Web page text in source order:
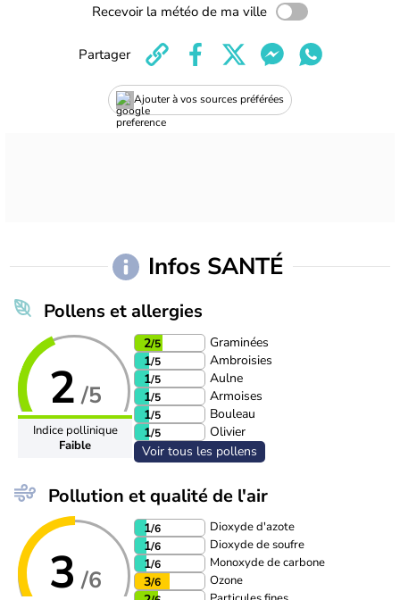
Recevoir la météo de ma ville
Ajouter à vos sources préférées
Partager
Infos SANTÉ
Pollens et allergies
2 /5
Indice pollinique
Faible
2/5
Graminées
1/5
Ambroisies
1/5
Aulne
1/5
Armoises
1/5
Bouleau
1/5
Olivier
Voir tous les pollens
Pollution et qualité de l'air
3 /6
1/6 Dioxyde d'azote
1/6 Dioxyde de soufre
1/6 Monoxyde de carbone
3/6 Ozone